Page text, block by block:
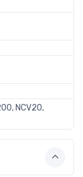
NCV20,